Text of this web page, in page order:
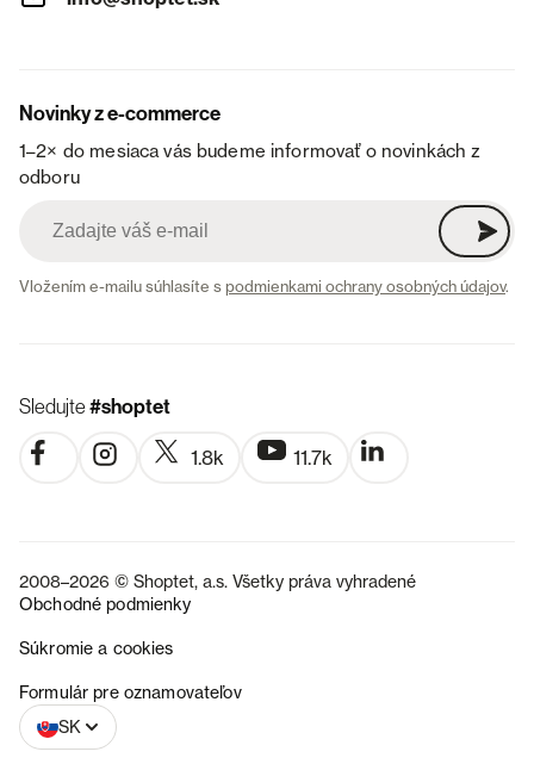
Novinky z e-commerce
1–2× do mesiaca vás budeme informovať o novinkách z
odboru
Vložením e-mailu súhlasíte spodmienkami ochrany osobných údajov.
Sledujte#shoptet
1.8k 11.7k
2008–2026 © Shoptet, a.s. Všetky práva vyhradené
Obchodné podmienky
Súkromie a cookies
Formulár pre oznamovateľov
SK